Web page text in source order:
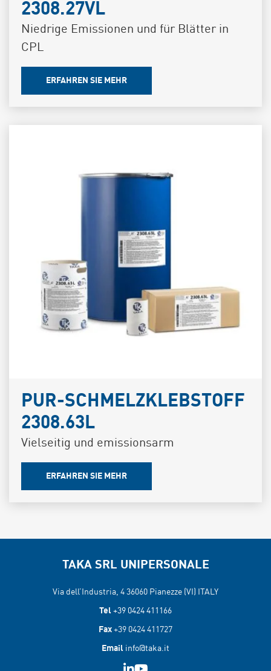
2308.27VL
Niedrige Emissionen und für Blätter in
CPL
ERFAHREN SIE MEHR
PUR-SCHMELZKLEBSTOFF
2308.63L
Vielseitig und emissionsarm
ERFAHREN SIE MEHR
TAKA SRL UNIPERSONALE
Via dell’Industria, 4 36060 Pianezze (VI) ITALY
Tel +39 0424 411166
Fax +39 0424 411727
Email info@taka.it